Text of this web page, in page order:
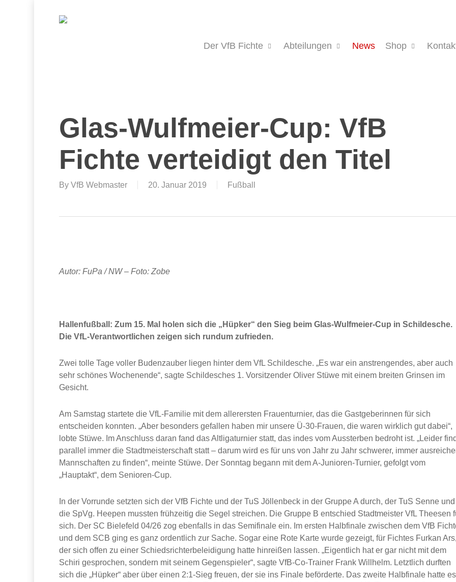
Der VfB Fichte Abteilungen News Shop
Glas-Wulfmeier-Cup: VfB
Fichte verteidigt den Titel
By VfB Webmaster 20. Januar 2019 Fußball
Autor: FuPa / NW – Foto: Zobe
Hallenfußball: Zum 15. Mal holen sich die „Hüpker“ den Sieg beim Glas-Wulfmeier-Cup in Schildesche.
Die VfL-Verantwortlichen zeigen sich rundum zufrieden.
Zwei tolle Tage voller Budenzauber liegen hinter dem VfL Schildesche. „Es war ein anstrengendes, aber auch
sehr schönes Wochenende“, sagte Schildesches 1. Vorsitzender Oliver Stüwe mit einem breiten Grinsen im
Gesicht.
Am Samstag startete die VfL-Familie mit dem allerersten Frauenturnier, das die Gastgeberinnen für sich
entscheiden konnten. „Aber besonders gefallen haben mir unsere Ü-30-Frauen, die waren wirklich gut dabei“,
lobte Stüwe. Im Anschluss daran fand das Altligaturnier statt, das indes vom Aussterben bedroht ist. „Leider
parallel immer die Stadtmeisterschaft statt – darum wird es für uns von Jahr zu Jahr schwerer, immer
Mannschaften zu finden“, meinte Stüwe. Der Sonntag begann mit dem A-Junioren-Turnier, gefolgt vom
„Hauptakt“, dem Senioren-Cup.
In der Vorrunde setzten sich der VfB Fichte und der TuS Jöllenbeck in der Gruppe A durch, der TuS Senne und
die SpVg. Heepen mussten frühzeitig die Segel streichen. Die Gruppe B entschied Stadtmeister VfL Theesen
sich. Der SC Bielefeld 04/26 zog ebenfalls in das Semifinale ein. Im ersten Halbfinale zwischen dem VfB
und dem SCB ging es ganz ordentlich zur Sache. Sogar eine Rote Karte wurde gezeigt, für Fichtes Furkan Ars,
der sich offen zu einer Schiedsrichterbeleidigung hatte hinreißen lassen. „Eigentlich hat er gar nicht mit dem
Schiri gesprochen, sondern mit seinem Gegenspieler“, sagte VfB-Co-Trainer Frank Willhelm. Letztlich durften
sich die „Hüpker“ aber über einen 2:1-Sieg freuen, der sie ins Finale beförderte. Das zweite Halbfinale hatte es